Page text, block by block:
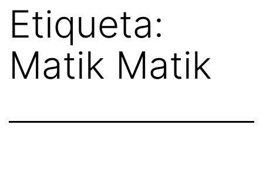
Etiqueta:
Matik Matik